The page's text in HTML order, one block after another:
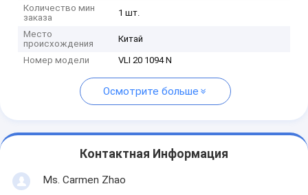
Количество мин
заказа
1 шт.
Место
происхождения
Китай
Номер модели VLI 20 1094 N
Осмотрите больше
Контактная Информация
Ms. Carmen Zhao